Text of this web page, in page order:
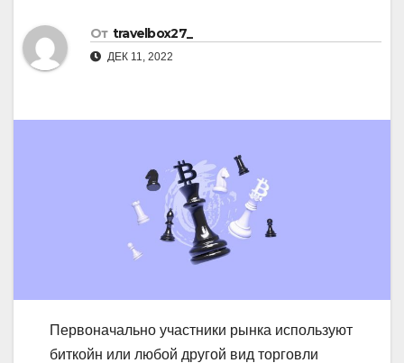
От travelbox27_
ДЕК 11, 2022
Первоначально участники рынка используют
биткойн или любой другой вид торговли